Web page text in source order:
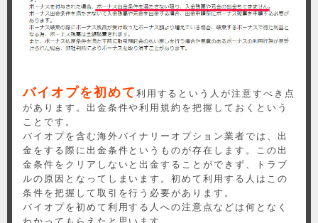
バイオプを初めて 利用するという人が注意すべき点
があります。出金条件や利用規約を把握しておくという
ことです。
バイオプを含む海外バイナリーオプション業者では、出
金をする際に出金条件というものが存在します。この出
金条件をクリアしないと出金することができず、トラブ
ルの原因となってしまいます。初めて利用する人はこの
条件を把握して取引を行う必要があります。
バイオプを初めて利用する人への注意点などは何となく